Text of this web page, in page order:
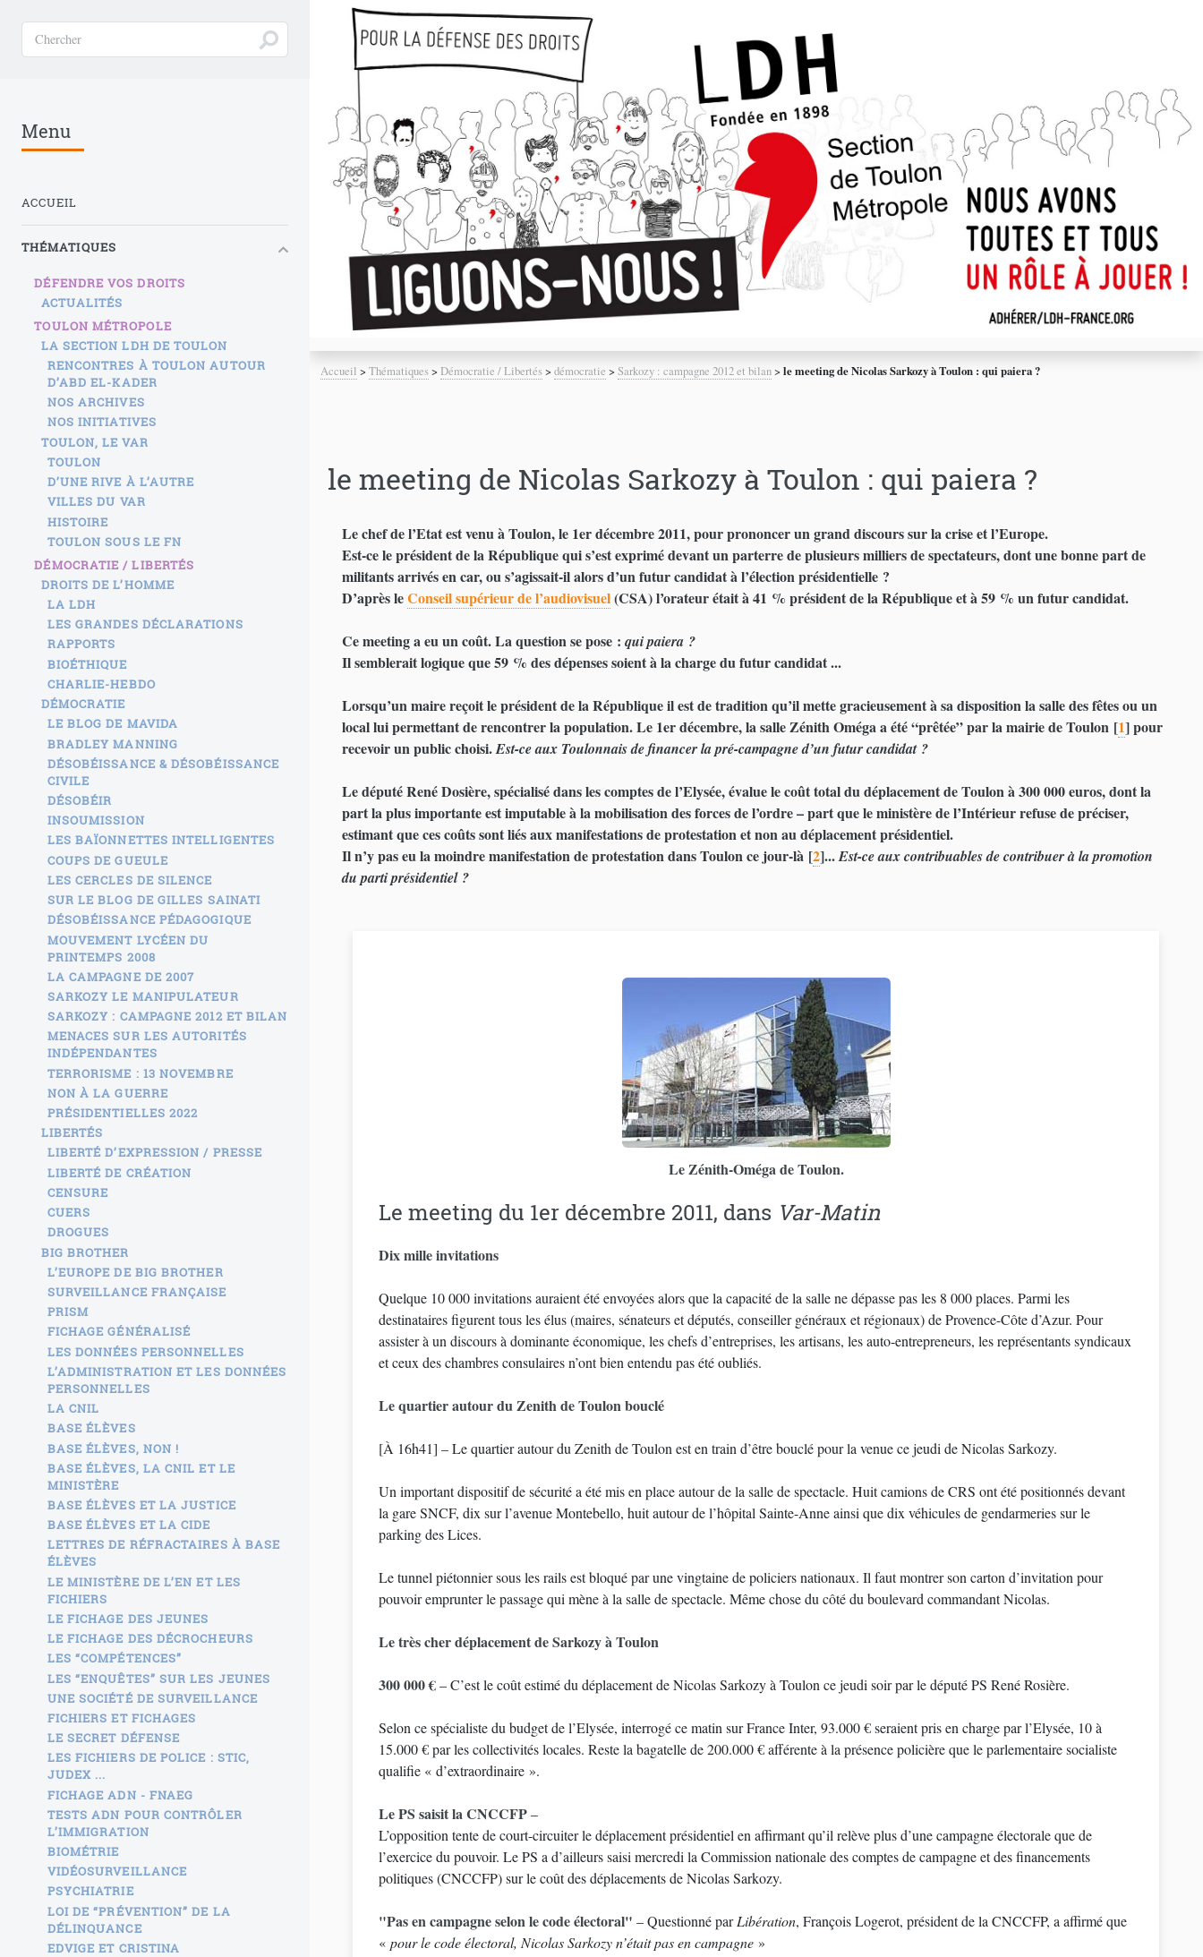
Accueil >Thématiques>Démocratie / Libertés>démocratie >Sarkozy : campagne 2012 et bilan>le meeting de Nicolas Sarkozy à Toulon : qui paiera ?
le meeting de Nicolas Sarkozy à Toulon : qui paiera ?
Le chef de l’Etat est venu à Toulon, le 1er décembre 2011, pour prononcer un grand discours sur la crise et l’Europe.
Est-ce le président de la République qui s’est exprimé devant un parterre de plusieurs milliers de spectateurs, dont une bonne part de
militants arrivés en car, ou s’agissait-il alors d’un futur candidat à l’élection présidentielle ?
D’après leConseil supérieur de l’audiovisuel(CSA) l’orateur était à 41 % président de la République et à 59 % un futur candidat.
Ce meeting a eu un coût. La question se pose : qui paiera ?
Il semblerait logique que 59 % des dépenses soient à la charge du futur candidat ...
Lorsqu’un maire reçoit le président de la République il est de tradition qu’il mette gracieusement à sa disposition la salle des fêtes ou un
local lui permettant de rencontrer la population. Le 1er décembre, la salle Zénith Oméga a été “prêtée” par la mairie de Toulon[1]pour
recevoir un public choisi.Est-ce aux Toulonnais de financer la pré-campagne d’un futur candidat ?
Le député René Dosière, spécialisé dans les comptes de l’Elysée, évalue le coût total du déplacement de Toulon à 300 000 euros, dont la
part la plus importante est imputable à la mobilisation des forces de l’ordre – part que le ministère de l’Intérieur refuse de préciser,
estimant que ces coûts sont liés aux manifestations de protestation et non au déplacement présidentiel.
Il n’y pas eu la moindre manifestation de protestation dans Toulon ce jour-là[2]...Est-ce aux contribuables de contribuer à la promotion
du parti présidentiel ?
Le Zénith-Oméga de Toulon.
Le meeting du 1er décembre 2011, dans Var-Matin
Dix mille invitations
Quelque 10 000 invitations auraient été envoyées alors que la capacité de la salle ne dépasse pas les 8 000 places. Parmi les
destinataires figurent tous les élus (maires, sénateurs et députés, conseiller généraux et régionaux) de Provence-Côte d’Azur. Pour
assister à un discours à dominante économique, les chefs d’entreprises, les artisans, les auto-entrepreneurs, les représentants syndicaux
et ceux des chambres consulaires n’ont bien entendu pas été oubliés.
Le quartier autour du Zenith de Toulon bouclé
[À 16h41] – Le quartier autour du Zenith de Toulon est en train d’être bouclé pour la venue ce jeudi de Nicolas Sarkozy.
Un important dispositif de sécurité a été mis en place autour de la salle de spectacle. Huit camions de CRS ont été positionnés devant
la gare SNCF, dix sur l’avenue Montebello, huit autour de l’hôpital Sainte-Anne ainsi que dix véhicules de gendarmeries sur le
parking des Lices.
Le tunnel piétonnier sous les rails est bloqué par une vingtaine de policiers nationaux. Il faut montrer son carton d’invitation pour
pouvoir emprunter le passage qui mène à la salle de spectacle. Même chose du côté du boulevard commandant Nicolas.
Le très cher déplacement de Sarkozy à Toulon
300 000 €– C’est le coût estimé du déplacement de Nicolas Sarkozy à Toulon ce jeudi soir par le député PS René Rosière.
Selon ce spécialiste du budget de l’Elysée, interrogé ce matin sur France Inter, 93.000 € seraient pris en charge par l’Elysée, 10 à
15.000 € par les collectivités locales. Reste la bagatelle de 200.000 € afférente à la présence policière que le parlementaire socialiste
qualifie « d’extraordinaire ».
Le PS saisit la CNCCFP–
L’opposition tente de court-circuiter le déplacement présidentiel en affirmant qu’il relève plus d’une campagne électorale que de
l’exercice du pouvoir. Le PS a d’ailleurs saisi mercredi la Commission nationale des comptes de campagne et des financements
politiques (CNCCFP) sur le coût des déplacements de Nicolas Sarkozy.
"Pas en campagne selon le code électoral" – Questionné parLibération, François Logerot, président de la CNCCFP, a affirmé que
«pour le code électoral, Nicolas Sarkozy n’était pas en campagne »
Menu
ACCUEIL
THÉMATIQUES
DÉFENDRE VOS DROITS
ACTUALITÉS
TOULON MÉTROPOLE
LA SECTION LDH DE TOULON
RENCONTRES À TOULON AUTOUR
D’ABD EL-KADER
NOS ARCHIVES
NOS INITIATIVES
TOULON, LE VAR
TOULON
D’UNE RIVE À L’AUTRE
VILLES DU VAR
HISTOIRE
TOULON SOUS LE FN
DÉMOCRATIE / LIBERTÉS
DROITS DE L’HOMME
LA LDH
LES GRANDES DÉCLARATIONS
RAPPORTS
BIOÉTHIQUE
CHARLIE-HEBDO
DÉMOCRATIE
LE BLOG DE MAVIDA
BRADLEY MANNING
DÉSOBÉISSANCE & DÉSOBÉISSANCE
CIVILE
DÉSOBÉIR
INSOUMISSION
LES BAÏONNETTES INTELLIGENTES
COUPS DE GUEULE
LES CERCLES DE SILENCE
SUR LE BLOG DE GILLES SAINATI
DÉSOBÉISSANCE PÉDAGOGIQUE
MOUVEMENT LYCÉEN DU
PRINTEMPS 2008
LA CAMPAGNE DE 2007
SARKOZY LE MANIPULATEUR
SARKOZY : CAMPAGNE 2012 ET BILAN
MENACES SUR LES AUTORITÉS
INDÉPENDANTES
TERRORISME : 13 NOVEMBRE
NON À LA GUERRE
PRÉSIDENTIELLES 2022
LIBERTÉS
LIBERTÉ D’EXPRESSION / PRESSE
LIBERTÉ DE CRÉATION
CENSURE
CUERS
DROGUES
BIG BROTHER
L’EUROPE DE BIG BROTHER
SURVEILLANCE FRANÇAISE
PRISM
FICHAGE GÉNÉRALISÉ
LES DONNÉES PERSONNELLES
L’ADMINISTRATION ET LES DONNÉES
PERSONNELLES
LA CNIL
BASE ÉLÈVES
BASE ÉLÈVES, NON !
BASE ÉLÈVES, LA CNIL ET LE
MINISTÈRE
BASE ÉLÈVES ET LA JUSTICE
BASE ÉLÈVES ET LA CIDE
LETTRES DE RÉFRACTAIRES À BASE
ÉLÈVES
LE MINISTÈRE DE L’EN ET LES
FICHIERS
LE FICHAGE DES JEUNES
LE FICHAGE DES DÉCROCHEURS
LES “COMPÉTENCES”
LES “ENQUÊTES” SUR LES JEUNES
UNE SOCIÉTÉ DE SURVEILLANCE
FICHIERS ET FICHAGES
LE SECRET DÉFENSE
LES FICHIERS DE POLICE : STIC,
JUDEX ...
FICHAGE ADN - FNAEG
TESTS ADN POUR CONTRÔLER
L’IMMIGRATION
BIOMÉTRIE
VIDÉOSURVEILLANCE
PSYCHIATRIE
LOI DE “PRÉVENTION” DE LA
DÉLINQUANCE
EDVIGE ET CRISTINA